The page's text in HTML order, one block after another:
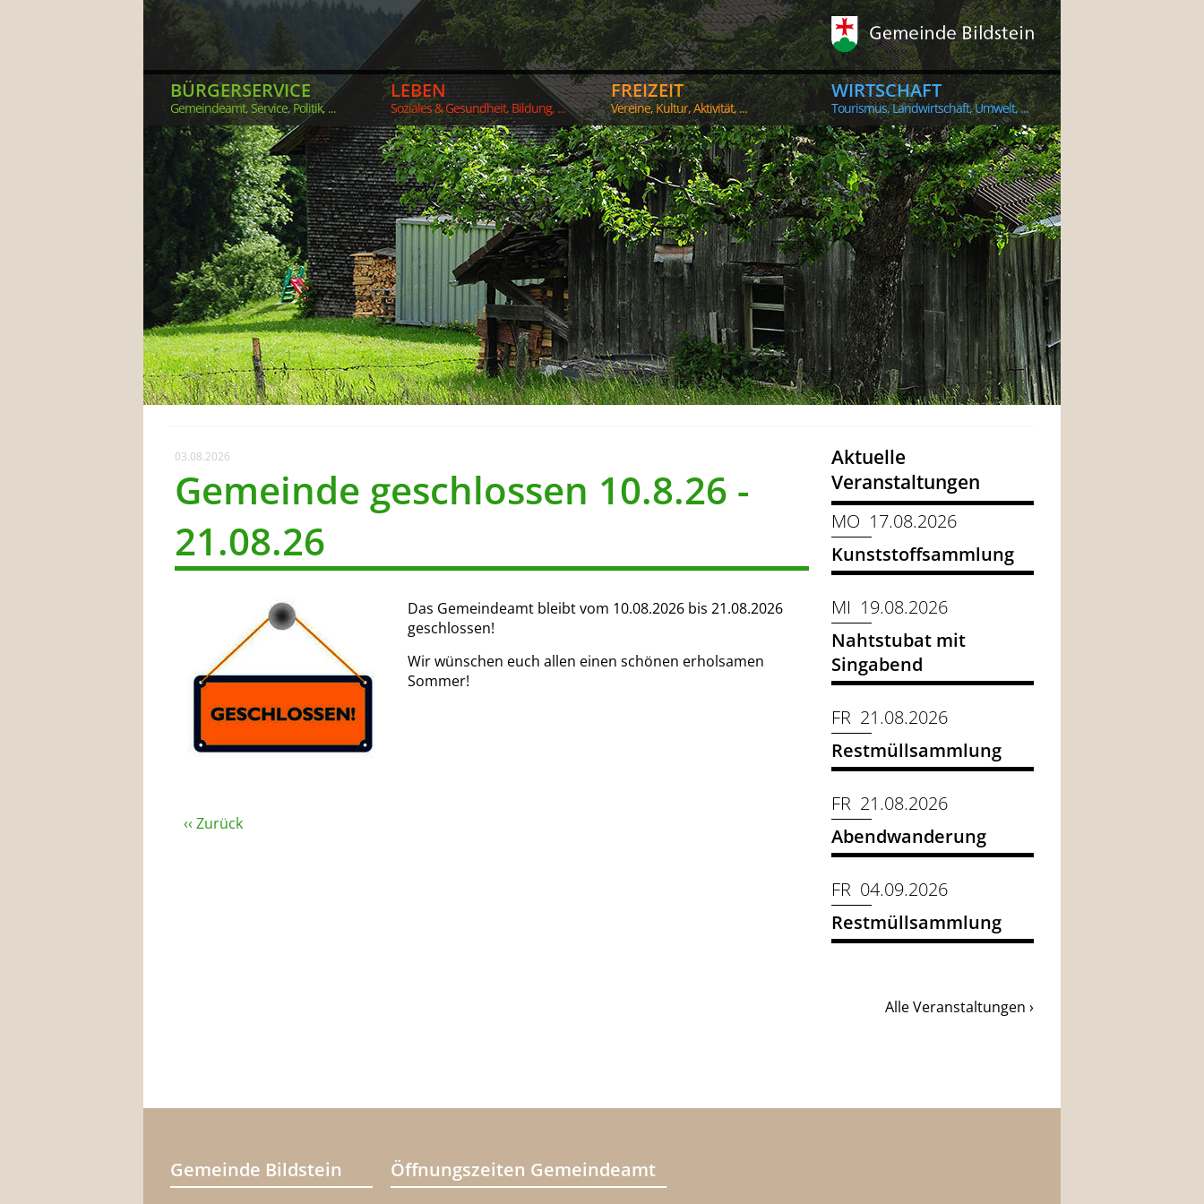
BÜRGERSERVICE
Gemeindeamt, Service, Politik, ...
LEBEN
Soziales & Gesundheit, Bildung, ...
FREIZEIT
Vereine, Kultur, Aktivität, ...
WIRTSCHAFT
Tourismus, Landwirtschaft, Umwelt, ...
03.08.2026
Gemeinde geschlossen 10.8.26 -
21.08.26
Das Gemeindeamt bleibt vom 10.08.2026 bis 21.08.2026
geschlossen!
Wir wünschen euch allen einen schönen erholsamen
Sommer!
‹‹ Zurück
Aktuelle
Veranstaltungen
MO 17.08.2026
Kunststoffsammlung
MI 19.08.2026
Nahtstubat mit
Singabend
FR 21.08.2026
Restmüllsammlung
FR 21.08.2026
Abendwanderung
FR 04.09.2026
Restmüllsammlung
Alle Veranstaltungen ›
Gemeinde Bildstein Öffnungszeiten Gemeindeamt